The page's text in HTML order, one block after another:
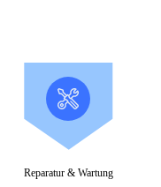
Reparatur & Wartung